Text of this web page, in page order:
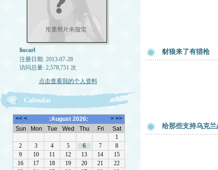
liucarl
注册日期: 2013-07-28
访问总量: 2,578,751 次
点击查看我的个人资料
Calendar
豺狼来了有猎枪
给那些支持乌克